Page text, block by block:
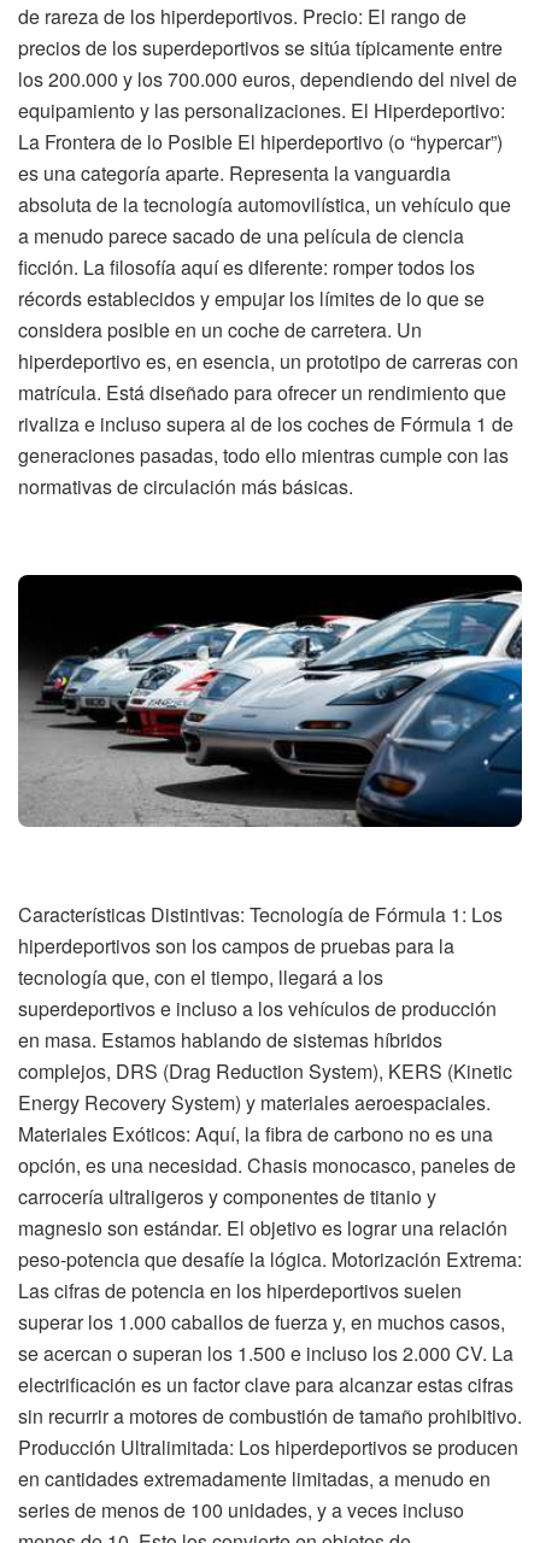
de rareza de los hiperdeportivos. Precio: El rango de
precios de los superdeportivos se sitúa típicamente entre
los 200.000 y los 700.000 euros, dependiendo del nivel de
equipamiento y las personalizaciones. El Hiperdeportivo:
La Frontera de lo Posible El hiperdeportivo (o “hypercar”)
es una categoría aparte. Representa la vanguardia
absoluta de la tecnología automovilística, un vehículo que
a menudo parece sacado de una película de ciencia
ficción. La filosofía aquí es diferente: romper todos los
récords establecidos y empujar los límites de lo que se
considera posible en un coche de carretera. Un
hiperdeportivo es, en esencia, un prototipo de carreras con
matrícula. Está diseñado para ofrecer un rendimiento que
rivaliza e incluso supera al de los coches de Fórmula 1 de
generaciones pasadas, todo ello mientras cumple con las
normativas de circulación más básicas.
Características Distintivas: Tecnología de Fórmula 1: Los
hiperdeportivos son los campos de pruebas para la
tecnología que, con el tiempo, llegará a los
superdeportivos e incluso a los vehículos de producción
en masa. Estamos hablando de sistemas híbridos
complejos, DRS (Drag Reduction System), KERS (Kinetic
Energy Recovery System) y materiales aeroespaciales.
Materiales Exóticos: Aquí, la fibra de carbono no es una
opción, es una necesidad. Chasis monocasco, paneles de
carrocería ultraligeros y componentes de titanio y
magnesio son estándar. El objetivo es lograr una relación
peso-potencia que desafíe la lógica. Motorización Extrema:
Las cifras de potencia en los hiperdeportivos suelen
superar los 1.000 caballos de fuerza y, en muchos casos,
se acercan o superan los 1.500 e incluso los 2.000 CV. La
electrificación es un factor clave para alcanzar estas cifras
sin recurrir a motores de combustión de tamaño prohibitivo.
Producción Ultralimitada: Los hiperdeportivos se producen
en cantidades extremadamente limitadas, a menudo en
series de menos de 100 unidades, y a veces incluso